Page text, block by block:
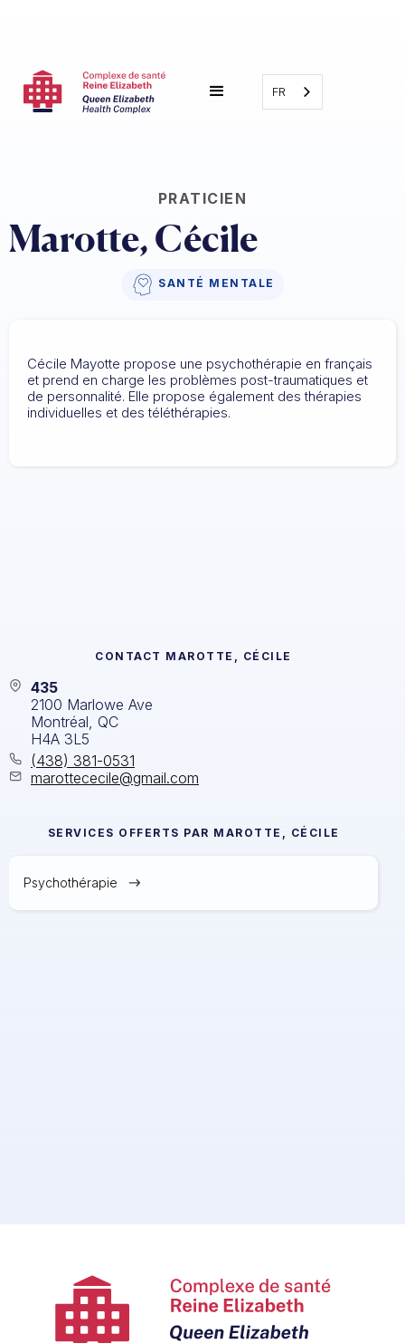
FR
PRATICIEN
Marotte, Cécile
SANTÉ MENTALE
Cécile Mayotte propose une psychothérapie en français
et prend en charge les problèmes post-traumatiques et
de personnalité. Elle propose également des thérapies
individuelles et des téléthérapies.
CONTACT MAROTTE, CÉCILE
435
2100 Marlowe Ave
Montréal, QC
H4A 3L5
(438) 381-0531
marottececile@gmail.com
SERVICES OFFERTS PAR MAROTTE, CÉCILE
Psychothérapie